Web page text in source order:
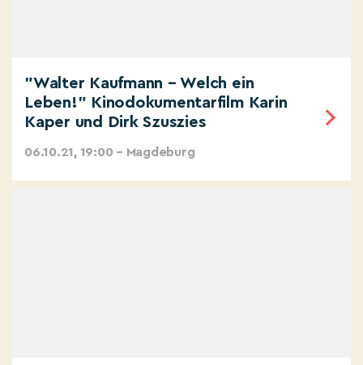
"Walter Kaufmann – Welch ein
Leben!" Kinodokumentarfilm Karin
Kaper und Dirk Szuszies
06.10.21, 19:00 – Magdeburg